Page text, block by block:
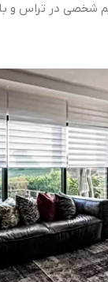
شخصی در تراس و